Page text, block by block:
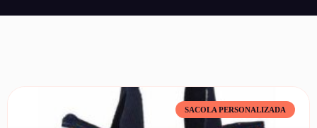
SACOLA PERSONALIZADA